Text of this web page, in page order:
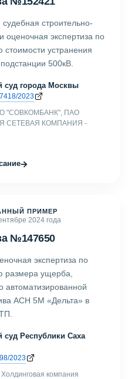
строительно-
оценочная экспертиза по
устранения
500кВ.
суд города Москвы
2023
"СОВКОМБАНК", ПАО
СЕТЕВАЯ КОМПАНИЯ -
→
ПРИМЕР
2024 года
№147650
экспертиза по
размера ущерба,
автоматизированной
АСН 5М «Дельта» в
Республики Саха
2023
компания